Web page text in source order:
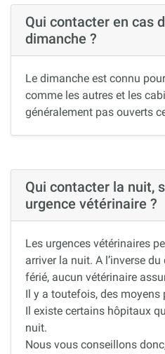
Qui contacter en cas
dimanche ?
Le dimanche est connu
comme les autres et les
généralement pas ouverts
Qui contacter la nuit,
urgence vétérinaire ?
Les urgences vétérinaires
arriver la nuit. A l’inverse
férié, aucun vétérinaire
Il y a toutefois, des moyens
Il existe certains hôpitaux
nuit.
Nous vous conseillons